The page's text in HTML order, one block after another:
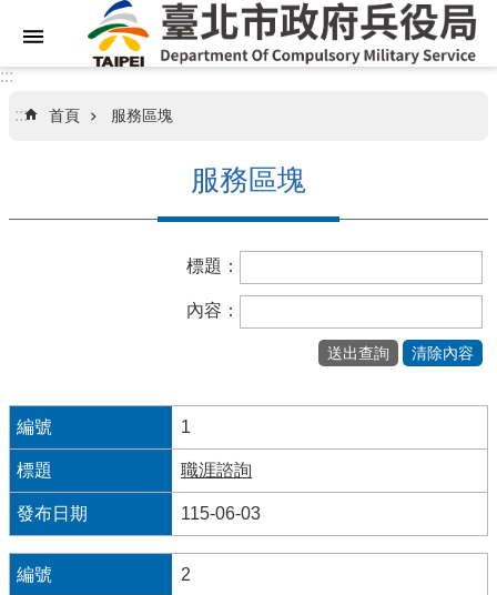
跳到主要內容區塊
訊
息
專
區
便
民
服
:::
::: 首頁 服務區塊
服務區塊
標題：
內容：
1
職涯諮詢
115-06-03
2